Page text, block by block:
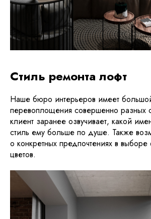
Стиль ремонта лофт
Наше бюро интерьеров имеет
перевоплощения совершенно разных
клиент заранее озвучивает, какой
стиль ему больше по душе. Также
о конкретных предпочтениях в
цветов.